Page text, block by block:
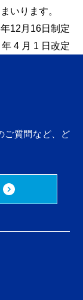
いります。
12月16日制定
4 月 1 日改定
質問など、
ど